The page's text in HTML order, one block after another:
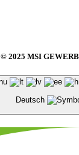
© 2025 MSI
Deutsch